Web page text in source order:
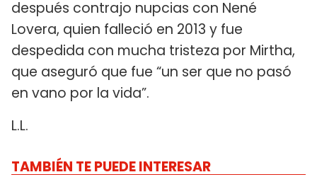
después contrajo nupcias con Nené
Lovera, quien falleció en 2013 y fue
despedida con mucha tristeza por Mirtha,
que aseguró que fue “un ser que no pasó
en vano por la vida”.
L.L.
TAMBIÉN TE PUEDE INTERESAR